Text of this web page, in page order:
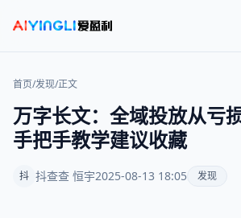
首页/发现/正文
万字长文：全域投放从亏
手把手教学建议收藏
抖 抖查查 恒宇2025-08-13 18:05 发现